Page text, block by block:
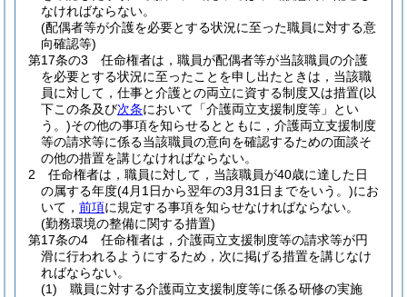
なければならない。
(配偶者等が介護を必要とする状況に至った職員に対する意
向確認等)
第17条の3
任命権者は，職員が配偶者等が当該職員の介護
を必要とする状況に至ったことを申し出たときは，当該職
員に対して，仕事と介護との両立に資する制度又は措置(以
下この条及び次条において「介護両立支援制度等」とい
う。)その他の事項を知らせるとともに，介護両立支援制度
等の請求等に係る当該職員の意向を確認するための面談そ
の他の措置を講じなければならない。
2
任命権者は，職員に対して，当該職員が40歳に達した日
の属する年度(4月1日から翌年の3月31日までをいう。)にお
いて， 前項に規定する事項を知らせなければならない。
(勤務環境の整備に関する措置)
第17条の4
任命権者は，介護両立支援制度等の請求等が円
滑に行われるようにするため，次に掲げる措置を講じなけ
ればならない。
(1)
職員に対する介護両立支援制度等に係る研修の実施